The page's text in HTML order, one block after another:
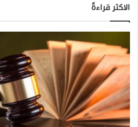
الاكثر قراءةً